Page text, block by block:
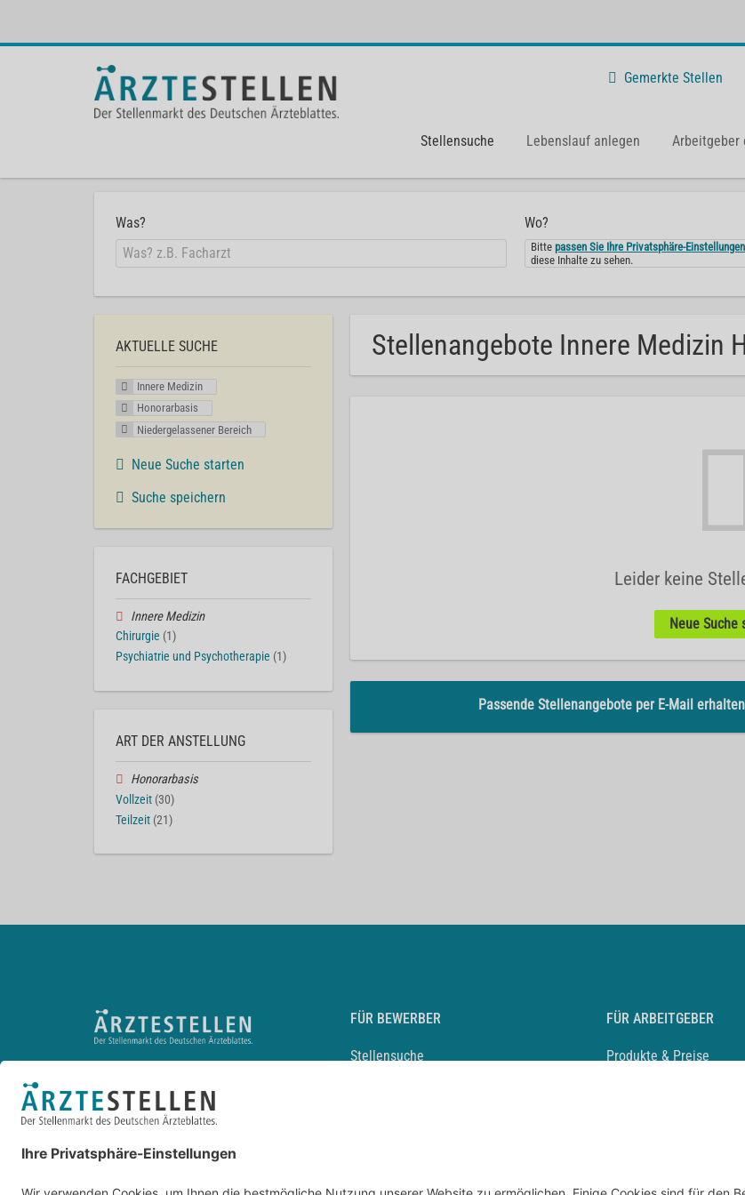
Gemerkte Stellen
Stellensuche Lebenslauf anlegen Arbeitgeber
Was? Wo?
Bittepassen Sie Ihre Privatsphäre-
diese Inhalte zu sehen.
Stellenangebote Innere Medizin
Leider keine
Neue Suche
Passende Stellenangebote per E-Mail
AKTUELLE SUCHE
Innere Medizin
Honorarbasis
Niedergelassener Bereich
Neue Suche starten
Suche speichern
FACHGEBIET
Innere Medizin
Chirurgie (1)
Psychiatrie und Psychotherapie (1)
ART DER ANSTELLUNG
Honorarbasis
Vollzeit (30)
Teilzeit (21)
FÜR BEWERBER
Stellensuche
Durchsuchen Sie den Stellenkatalog
FÜR ARBEITGEBER
Produkte & Preise